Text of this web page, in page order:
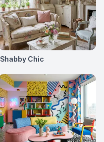
Shabby Chic